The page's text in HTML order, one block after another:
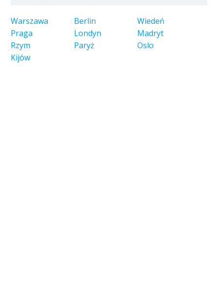
Warszawa Berlin
Wiedeń
Praga
Londyn
Madryt
Rzym
Paryż
Oslo
Kijów